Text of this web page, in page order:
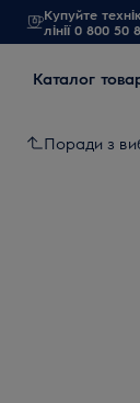
Купуйте
лінії 0 800 50
Каталог
Поради з